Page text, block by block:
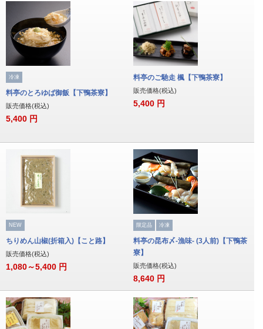
冷凍
料亭のとろゆば御飯【下鴨茶寮】
販売価格(税込)
5,400 円
料亭のご馳走 楓【下鴨茶寮】
販売価格(税込)
5,400 円
NEW
ちりめん山椒(折箱入)【こと路】
販売価格(税込)
1,080～5,400 円
限定品 冷凍
料亭の昆布〆-漁味- (3人前)【下鴨茶
寮】
販売価格(税込)
8,640 円